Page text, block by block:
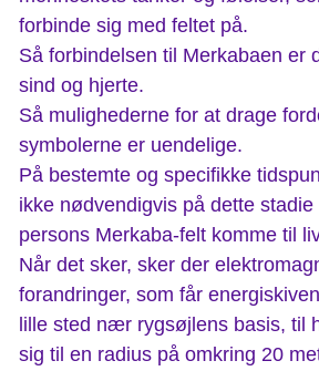
forbinde sig med feltet på.
Så forbindelsen til Merkabaen er
sind og hjerte.
Så mulighederne for at drage
symbolerne er uendelige.
På bestemte og specifikke
ikke nødvendigvis på dette
persons Merkaba-felt komme til
Når det sker, sker der
forandringer, som får
lille sted nær rygsøjlens basis, til
sig til en radius på omkring 20